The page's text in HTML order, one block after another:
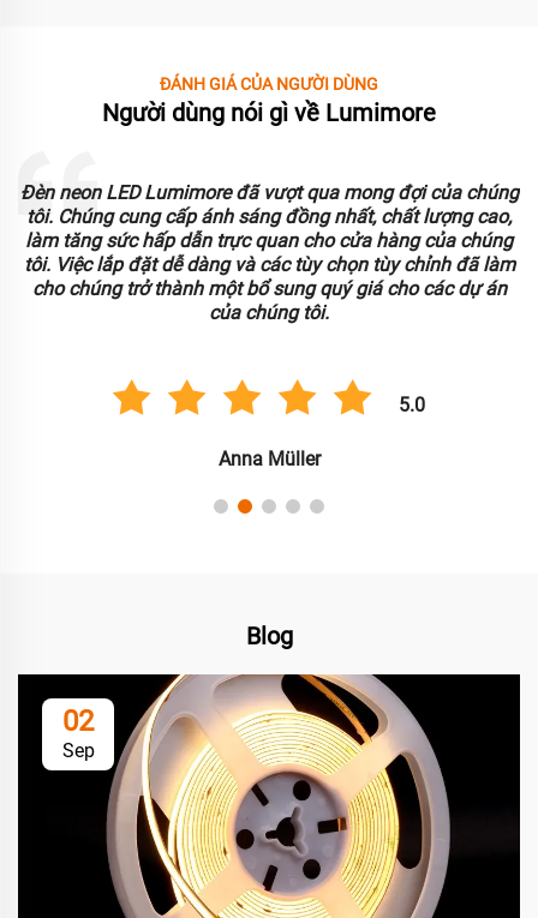
ĐÁNH GIÁ CỦA NGƯỜI DÙNG
Người dùng nói gì về Lumimore
Đèn neon LED Lumimore đã vượt qua mong đợi của chúng
tôi. Chúng cung cấp ánh sáng đồng nhất, chất lượng cao,
làm tăng sức hấp dẫn trực quan cho cửa hàng của chúng
tôi. Việc lắp đặt dễ dàng và các tùy chọn tùy chỉnh đã làm
cho chúng trở thành một bổ sung quý giá cho các dự án
của chúng tôi.
5.0
Anna Müller
Blog
02
Sep